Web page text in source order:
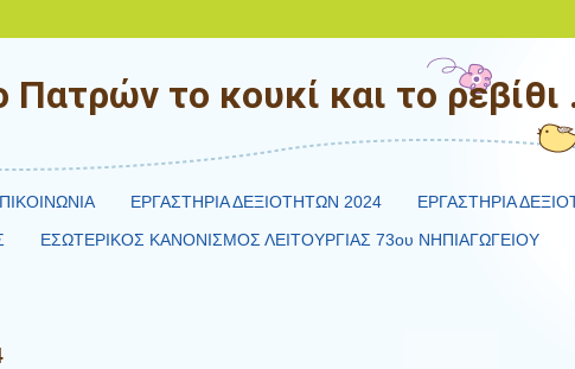
Πατρών το κουκί και το ρεβίθι
ΕΡΓΑΣΤΗΡΙΑ ΔΕΞΙΟΤΗΤΩΝ 2024
ΕΡΓΑΣΤΗΡΙΑ
ΕΣΩΤΕΡΙΚΟΣ ΚΑΝΟΝΙΣΜΟΣ ΛΕΙΤΟΥΡΓΙΑΣ 73ου ΝΗΠΙΑΓΩΓΕΙΟΥ